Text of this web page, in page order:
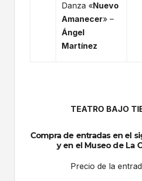
Danza «Nuevo
Amanecer» –
Ángel
Martínez
TEATRO BAJO
Compra de entradas en el
y en el Museo de La
Precio de la